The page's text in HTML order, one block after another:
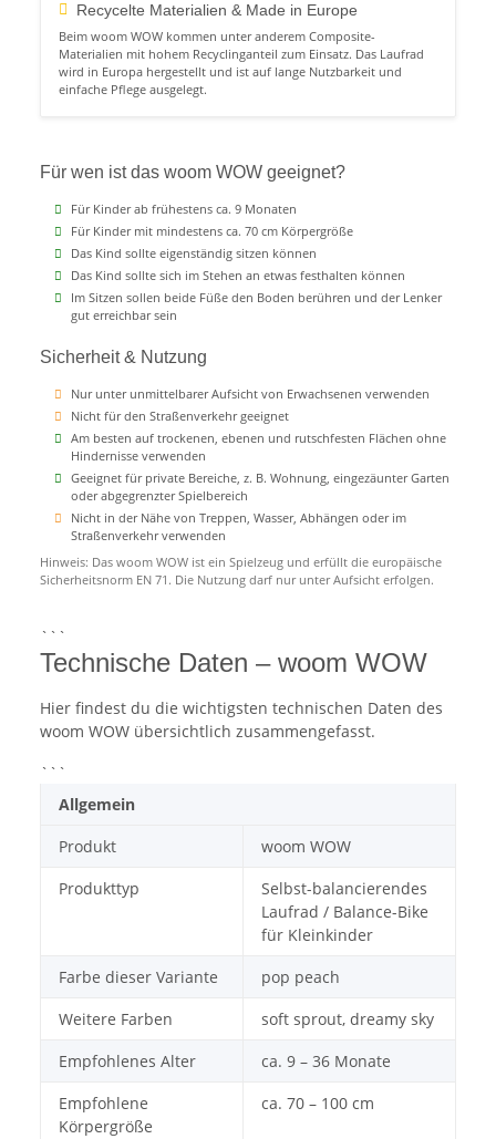
Recycelte Materialien & Made in Europe
Beim woom WOW kommen unter anderem Composite-
Materialien mit hohem Recyclinganteil zum Einsatz. Das Laufrad
wird in Europa hergestellt und ist auf lange Nutzbarkeit und
einfache Pflege ausgelegt.
Für wen ist das woom WOW geeignet?
Für Kinder ab frühestens ca. 9 Monaten
Für Kinder mit mindestens ca. 70 cm Körpergröße
Das Kind sollte eigenständig sitzen können
Das Kind sollte sich im Stehen an etwas festhalten können
Im Sitzen sollen beide Füße den Boden berühren und der Lenker
gut erreichbar sein
Sicherheit & Nutzung
Nur unter unmittelbarer Aufsicht von Erwachsenen verwenden
Nicht für den Straßenverkehr geeignet
Am besten auf trockenen, ebenen und rutschfesten Flächen ohne
Hindernisse verwenden
Geeignet für private Bereiche, z. B. Wohnung, eingezäunter Garten
oder abgegrenzter Spielbereich
Nicht in der Nähe von Treppen, Wasser, Abhängen oder im
Straßenverkehr verwenden
Hinweis: Das woom WOW ist ein Spielzeug und erfüllt die europäische
Sicherheitsnorm EN 71. Die Nutzung darf nur unter Aufsicht erfolgen.
```
Technische Daten – woom WOW
Hier findest du die wichtigsten technischen Daten des
woom WOW übersichtlich zusammengefasst.
```
Allgemein
Produkt
woom WOW
Produkttyp
Selbst-balancierendes
Laufrad / Balance-Bike
für Kleinkinder
Farbe dieser Variante
pop peach
Weitere Farben
soft sprout, dreamy sky
Empfohlenes Alter
ca. 9 – 36 Monate
Empfohlene
Körpergröße
ca. 70 – 100 cm